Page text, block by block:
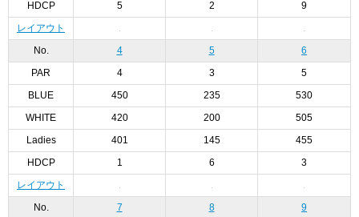
HDCP 5 2 9
レイアウト
No. 4 5 6
PAR 4 3 5
BLUE 450 235 530
WHITE 420 200 505
Ladies 401 145 455
HDCP 1 6 3
レイアウト
No. 7 8 9